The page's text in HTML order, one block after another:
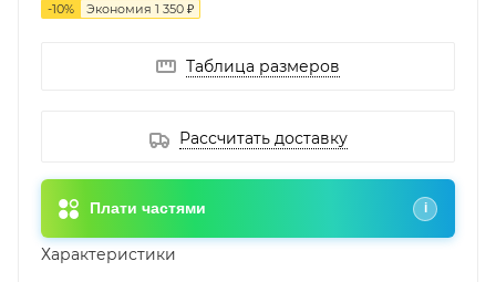
-10% Экономия 1 350 ₽
Таблица размеров
Рассчитать доставку
Плати частями i
Характеристики